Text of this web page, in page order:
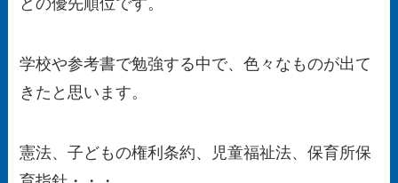
どの優先順位です。
学校や参考書で勉強する中で、色々なものが出て
きたと思います。
憲法、子どもの権利条約、児童福祉法、保育所保